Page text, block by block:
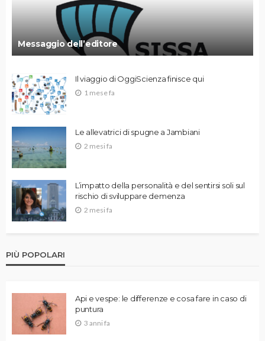
Messaggio dell’editore
Il viaggio di OggiScienza finisce qui
1 mese fa
Le allevatrici di spugne a Jambiani
2 mesi fa
L’impatto della personalità e del sentirsi soli sul
rischio di sviluppare demenza
2 mesi fa
PIÙ POPOLARI
Api e vespe: le differenze e cosa fare in caso di
puntura
3 anni fa